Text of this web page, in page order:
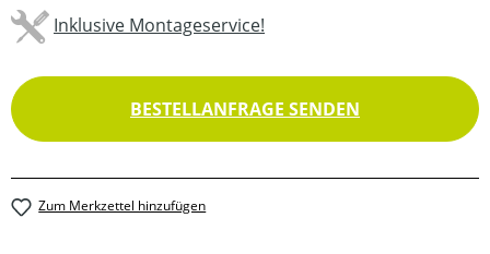
Inklusive Montageservice!
BESTELLANFRAGE SENDEN
Zum Merkzettel hinzufügen